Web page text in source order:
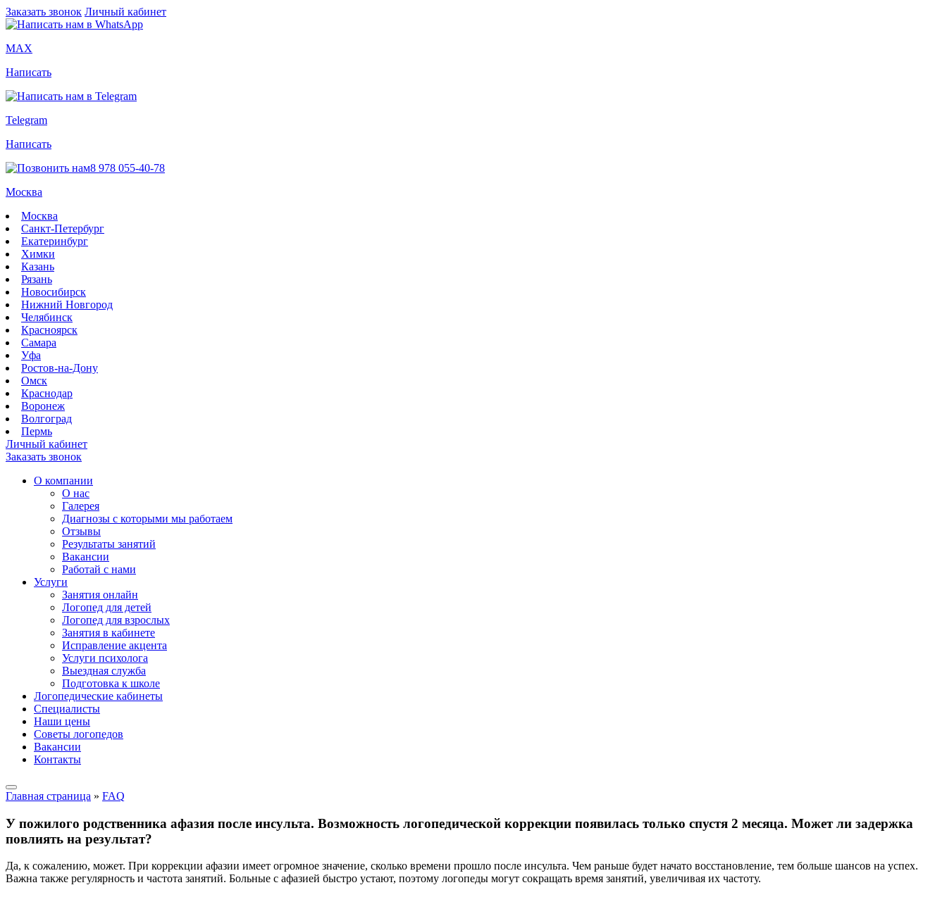
Заказать звонок Личный кабинет
MAX
Написать
Telegram
Написать
8 978 055-40-78
Москва
Москва
Санкт-Петербург
Екатеринбург
Химки
Казань
Рязань
Новосибирск
Нижний Новгород
Челябинск
Красноярск
Самара
Уфа
Ростов-на-Дону
Омск
Краснодар
Воронеж
Волгоград
Пермь
Личный кабинет
Заказать звонок
О компании
О нас
Галерея
Диагнозы с которыми мы работаем
Отзывы
Результаты занятий
Вакансии
Работай с нами
Услуги
Занятия онлайн
Логопед для детей
Логопед для взрослых
Занятия в кабинете
Исправление акцента
Услуги психолога
Выездная служба
Подготовка к школе
Логопедические кабинеты
Специалисты
Наши цены
Советы логопедов
Вакансии
Контакты
Главная страница » FAQ
У пожилого родственника афазия после инсульта. Возможность логопедической коррекции появилась только спустя 2 месяца. Может ли задержка
повлиять на результат?
Да, к сожалению, может. При коррекции афазии имеет огромное значение, сколько времени прошло после инсульта. Чем раньше будет начато восстановление, тем больше шансов на успех.
Важна также регулярность и частота занятий. Больные с афазией быстро устают, поэтому логопеды могут сокращать время занятий, увеличивая их частоту.